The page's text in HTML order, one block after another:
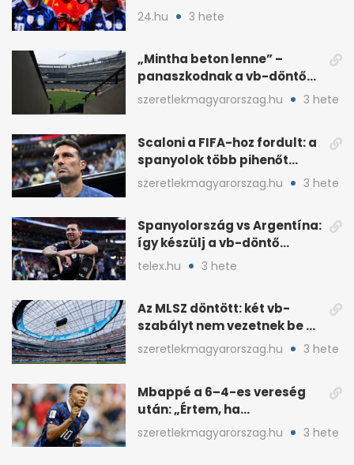
Argentínát: Ferran Torres
24.hu 3 hete
„Mintha beton lenne” –
panaszkodnak a vb-döntő
MetLife-pályájára
szeretlekmagyarorszag.hu 3 hete
Scaloni a FIFA-hoz fordult: a
spanyolok több pihenőt
kaptak a vb-döntőre
szeretlekmagyarorszag.hu 3 hete
Spanyolország vs Argentína:
így készülj a vb-döntő
taktikai csatájára
telex.hu 3 hete
Az MLSZ döntött: két vb-
szabályt nem vezetnek be az
NB I-ben
szeretlekmagyarorszag.hu 3 hete
Mbappé a 6–4-es vereség
után: „Értem, ha
pofátlanságnak tűnt”
szeretlekmagyarorszag.hu 3 hete